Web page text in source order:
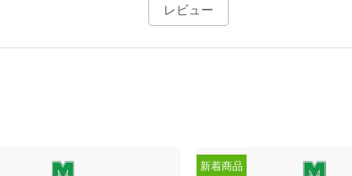
レビュー
新着商品